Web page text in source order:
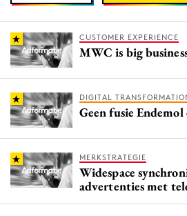
CUSTOMER EXPERIENCE
MWC is big
DIGITAL
Geen fusie
MERKSTRATEGIE
Widespace
advertenties met